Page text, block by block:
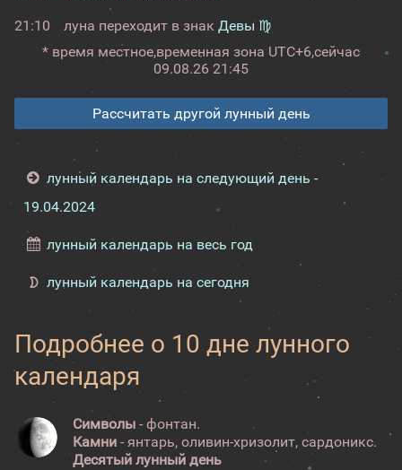
21:10 луна переходит в знак Девы ♍
* время местное,временная зона UTC+6,сейчас
09.08.26 21:45
Рассчитать другой лунный день
лунный календарь на следующий день -
19.04.2024
лунный календарь на весь год
лунный календарь на сегодня
Подробнее о 10 дне лунного
календаря
Символы - фонтан.
Камни - янтарь, оливин-хризолит, сардоникс.
Десятый лунный день